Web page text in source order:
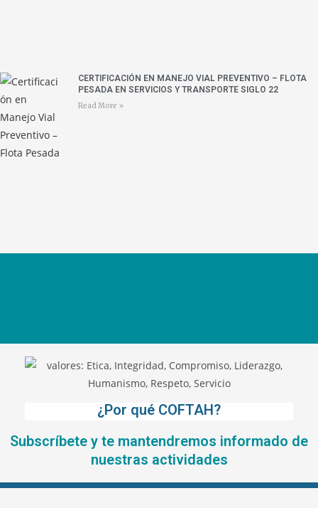
CERTIFICACIÓN EN MANEJO VIAL PREVENTIVO – FLOTA
PESADA EN SERVICIOS Y TRANSPORTE SIGLO 22
Read More »
¿Por qué COFTAH?
Subscríbete y te mantendremos informado de
nuestras actividades